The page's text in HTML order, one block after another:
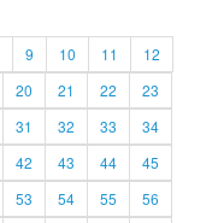
9 10 11
12
20 21 22
23
31 32 33
34
42 43 44
45
53 54 55
56